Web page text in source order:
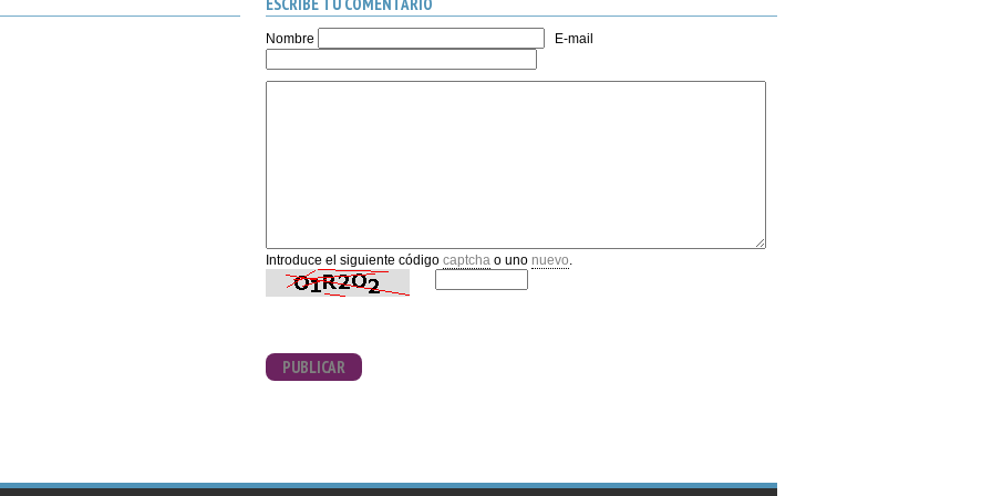
Nombre E-mail
Introduce el siguiente código captchao uno nuevo.
PUBLICAR